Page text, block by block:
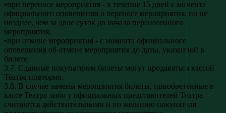
•при переносе мероприятия - в течение 15 дней с момента
официального оповещения о переносе мероприятия, но не
позднее, чем за двое суток до начала перенесенного
мероприятия;
•при отмене мероприятия - с момента официального
оповещения об отмене мероприятия до даты, указанной в
билете.
3.7. Сданные покупателем билеты могут продаваться кассой
Театра повторно.
3.8. В случае замены мероприятия билеты, приобретенные в
кассе Театра либо у официальных представителей Театра
считаются действительными и по желанию покупателя